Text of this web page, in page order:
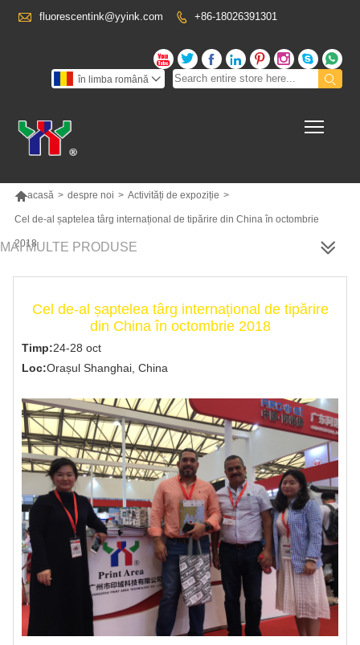
 fluorescentink@yyink.com  +86-18026391301
      


în limba română 
acasă > despre noi > Activități de expoziție >
Cel de-al șaptelea târg internațional de tipărire din China în octombrie
2018
MAI MULTE PRODUSE
Cel de-al șaptelea târg internațional de tipărire
din China în octombrie 2018
Timp:24-28 oct
Loc:Orașul Shanghai, China